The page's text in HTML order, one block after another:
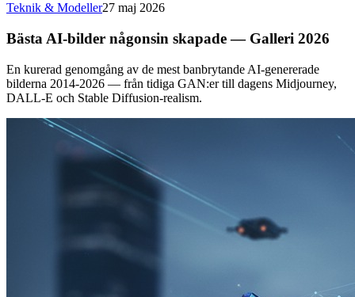
Teknik & Modeller27 maj 2026
Bästa AI-bilder någonsin skapade — Galleri 2026
En kurerad genomgång av de mest banbrytande AI-genererade
bilderna 2014-2026 — från tidiga GAN:er till dagens Midjourney,
DALL-E och Stable Diffusion-realism.